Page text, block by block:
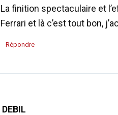
La finition spectaculaire et
Ferrari et là c’est tout bon,
Répondre
DEBIL